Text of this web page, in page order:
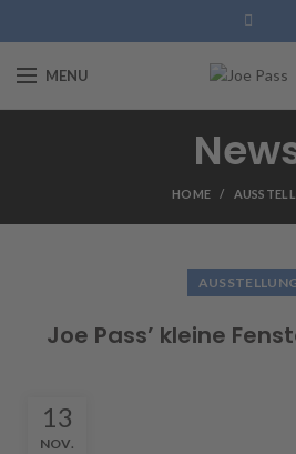
MENU
HOME
Joe Pass’ kleine
13
NOV.